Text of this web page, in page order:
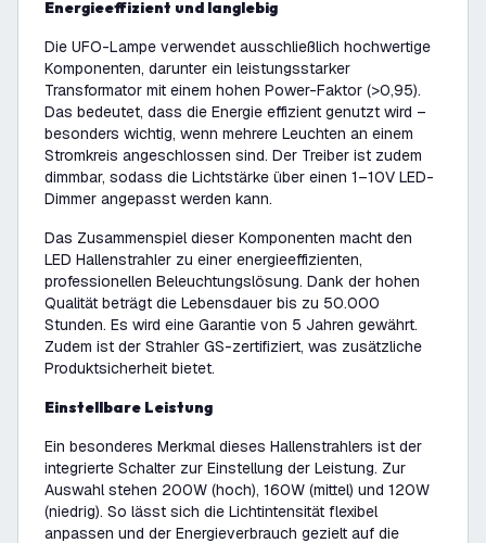
Energieeffizient und langlebig
Die UFO-Lampe verwendet ausschließlich hochwertige
Komponenten, darunter ein leistungsstarker
Transformator mit einem hohen Power-Faktor (>0,95).
Das bedeutet, dass die Energie effizient genutzt wird –
besonders wichtig, wenn mehrere Leuchten an einem
Stromkreis angeschlossen sind. Der Treiber ist zudem
dimmbar, sodass die Lichtstärke über einen 1–10V LED-
Dimmer angepasst werden kann.
Das Zusammenspiel dieser Komponenten macht den
LED Hallenstrahler zu einer energieeffizienten,
professionellen Beleuchtungslösung. Dank der hohen
Qualität beträgt die Lebensdauer bis zu 50.000
Stunden. Es wird eine Garantie von 5 Jahren gewährt.
Zudem ist der Strahler GS-zertifiziert, was zusätzliche
Produktsicherheit bietet.
Einstellbare Leistung
Ein besonderes Merkmal dieses Hallenstrahlers ist der
integrierte Schalter zur Einstellung der Leistung. Zur
Auswahl stehen 200W (hoch), 160W (mittel) und 120W
(niedrig). So lässt sich die Lichtintensität flexibel
anpassen und der Energieverbrauch gezielt auf die